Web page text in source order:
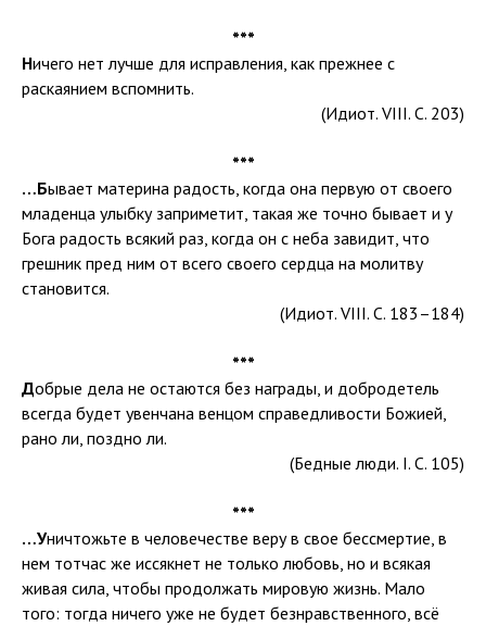
***
Ничего нет лучше для исправления, как прежнее с
раскаянием вспомнить.
(Идиот. VIII. С. 203)
***
…Бывает материна радость, когда она первую от своего
младенца улыбку заприметит, такая же точно бывает и у
Бога радость всякий раз, когда он с неба завидит, что
грешник пред ним от всего своего сердца на молитву
становится.
(Идиот. VIII. С. 183–184)
***
Добрые дела не остаются без награды, и добродетель
всегда будет увенчана венцом справедливости Божией,
рано ли, поздно ли.
(Бедные люди. I. С. 105)
***
…Уничтожьте в человечестве веру в свое бессмертие, в
нем тотчас же иссякнет не только любовь, но и всякая
живая сила, чтобы продолжать мировую жизнь. Мало
того: тогда ничего уже не будет безнравственного, всё